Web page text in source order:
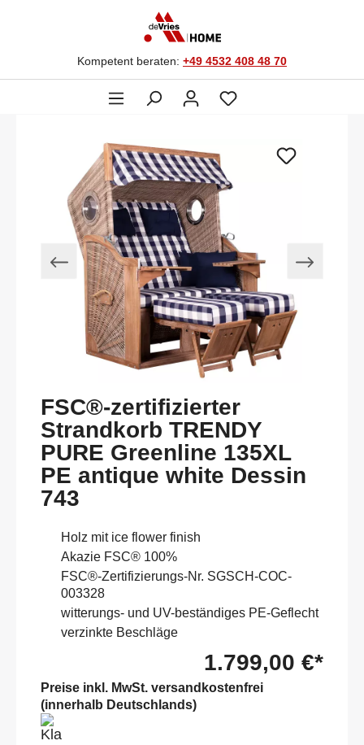
Kompetent beraten: +49 4532 408 48 70
FSC®-zertifizierter
Strandkorb TRENDY
PURE Greenline 135XL
PE antique white Dessin
743
Holz mit ice flower finish
Akazie FSC® 100%
FSC®-Zertifizierungs-Nr. SGSCH-COC-
003328
witterungs- und UV-beständiges PE-Geflecht
verzinkte Beschläge
1.799,00 €*
Preise inkl. MwSt. versandkostenfrei
(innerhalb Deutschlands)